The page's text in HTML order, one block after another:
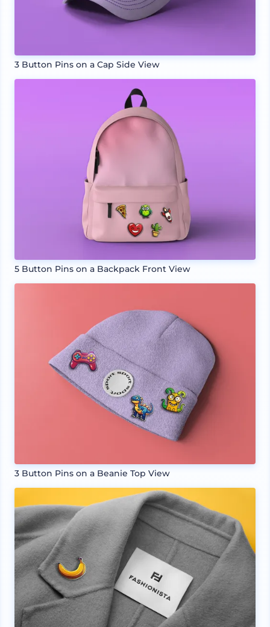
3 Button Pins on a Cap Side View
5 Button Pins on a Backpack Front View
3 Button Pins on a Beanie Top View